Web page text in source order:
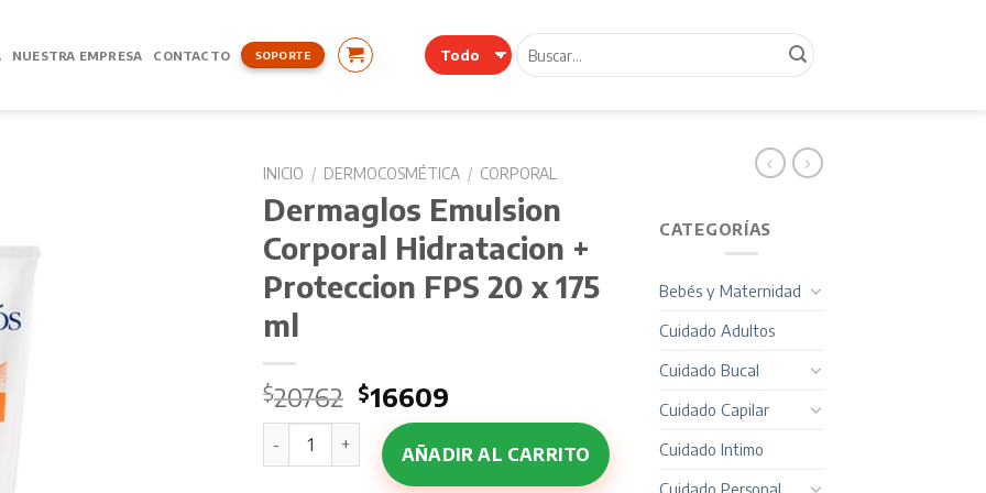
NUESTRA EMPRESA CONTACTO SOPORTE
Buscar
por:
INICIO / DERMOCOSMÉTICA / CORPORAL
Dermaglos Emulsion
Corporal Hidratacion +
Proteccion FPS 20 x 175
ml
$20762 El
precio
original
era:
$16609
precio
actual
Dermaglos Emulsion Corporal Hidratacion + Proteccion FPS 20 x 175 ml cantidad
AÑADIR AL CARRITO
CATEGORÍAS
Bebés y Maternidad
Cuidado Adultos
Cuidado Bucal
Cuidado Capilar
Cuidado Intimo
Cuidado Personal